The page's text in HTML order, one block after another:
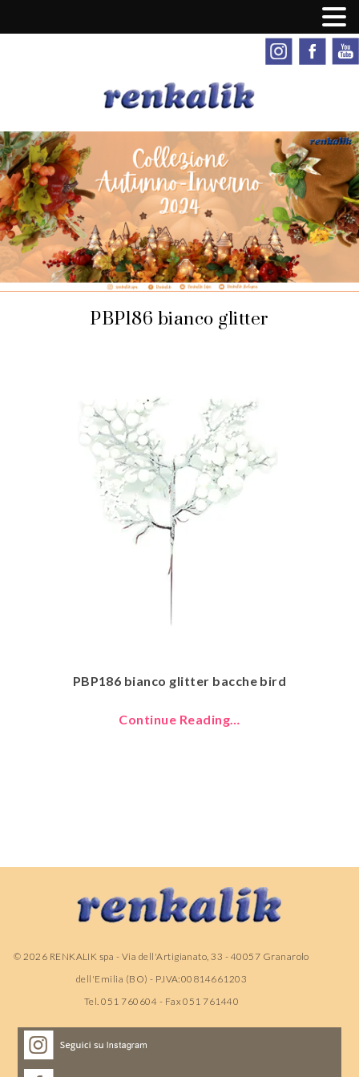
PBP186 bianco glitter
PBP186 bianco glitter bacche bird
Continue Reading…
© 2026 RENKALIK spa - Via dell'Artigianato, 33 - 40057 Granarolo
dell'Emilia (BO) - P.IVA:00814661203
Tel. 051 760604 - Fax 051 761440